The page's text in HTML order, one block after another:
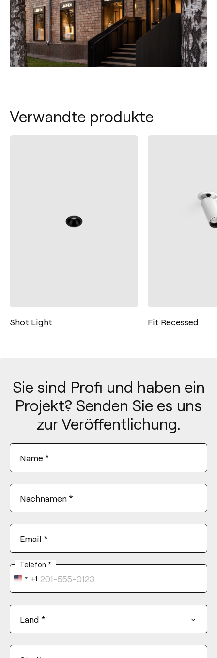
Verwandte produkte
Shot Light Fit Recessed
Sie sind Profi und haben ein
Projekt? Senden Sie es uns
zur Veröffentlichung.
Name *
Nachnamen *
Email *
Telefon *
United
States
+1
Land *